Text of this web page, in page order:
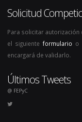
Solicitud
Para solicitar
el siguiente formulario o
encargará de validarlo.
Últimos Tweets
@ FEPyC